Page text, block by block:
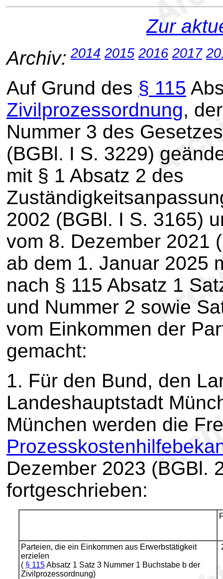
Zur
Archiv: 2014 2015 2016 2017
Auf Grund des § 115
Zivilprozessordnung,
Nummer 3 des
(BGBl. I S. 3229)
mit § 1 Absatz 2 des
2002 (BGBl. I S. 3165)
vom 8. Dezember 2021
ab dem 1. Januar 2025
nach § 115 Absatz 1
und Nummer 2 sowie
vom Einkommen der
gemacht:
1. Für den Bund, den
Landeshauptstadt
München werden die
Dezember 2023 (BGBl.
fortgeschrieben:
Parteien, die ein Einkommen aus Erwerbstätigkeit
erzielen
( § 115Absatz 1 Satz 3 Nummer 1 Buchstabe b der
Zivilprozessordnung)